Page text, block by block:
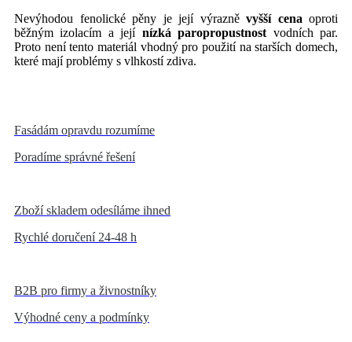
Nevýhodou fenolické pěny je její výrazně vyšší cenaoproti
běžným izolacím a její nízká paropropustnostvodních par.
Proto není tento materiál vhodný pro použití na starších domech,
které mají problémy s vlhkostí zdiva.
Fasádám opravdu rozumíme
Poradíme správné řešení
Zboží skladem odesíláme ihned
Rychlé doručení 24-48 h
B2B pro firmy a živnostníky
Výhodné ceny a podmínky